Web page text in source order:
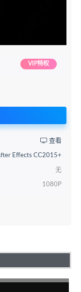
VIP特权
查看
Effects CC2015+
无
1080P